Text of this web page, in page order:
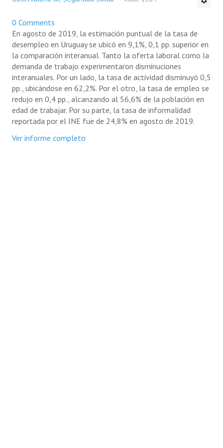
0 Comments
En agosto de 2019, la estimación puntual de la tasa de
desempleo en Uruguay se ubicó en 9,1%, 0,1 pp. superior en
la comparación interanual. Tanto la oferta laboral como la
demanda de trabajo experimentaron disminuciones
interanuales. Por un lado, la tasa de actividad disminuyó 0,5
pp., ubicándose en 62,2%. Por el otro, la tasa de empleo se
redujo en 0,4 pp., alcanzando al 56,6% de la población en
edad de trabajar. Por su parte, la tasa de informalidad
reportada por el INE fue de 24,8% en agosto de 2019.
Ver informe completo